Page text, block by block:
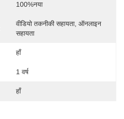
100%नया
वीडियो तकनीकी सहायता, ऑनलाइन
सहायता
हाँ
1 वर्ष
हाँ